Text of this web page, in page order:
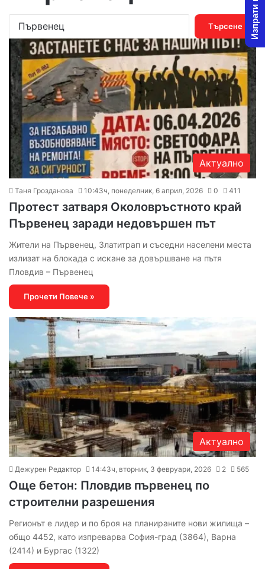
Т
ъ
р
с
е
н
е
з
а
:
Актуално
Таня Грозданова 10:43ч, понеделник, 6 април, 2026 0 411
Протест затваря Околовръстното край
Първенец заради недовършен път
Жители на Първенец, Златитрап и съседни населени места
излизат на блокада с искане за довършване на пътя
Пловдив – Първенец
Прочети Повече »
Актуално
Дежурен Редактор 14:43ч, вторник, 3 февруари, 2026 2 565
Още бетон: Пловдив първенец по
строителни разрешения
Регионът е лидер и по броя на планираните нови жилища –
общо 4452, като изпреварва София-град (3864), Варна
(2414) и Бургас (1322)